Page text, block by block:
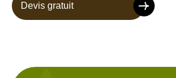
Devis gratuit